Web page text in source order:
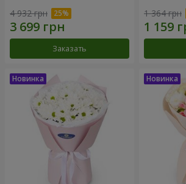
4 932 грн
Заказать
1 364 грн